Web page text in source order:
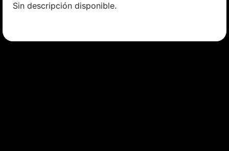
Sin descripción disponible.